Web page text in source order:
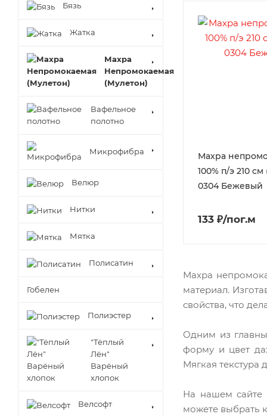
Махра
100% п/э 210 см
0304 Бежевый
133 ₽/пог.м
Махра
материал.
свойства, что
Одним из
форму и цвет
Мягкая текстура
На нашем сайте
можете выбрать
Бязь
Жатка
Махра
Непромокаемая
(Мулетон)
Вафельное
полотно
Микрофибра
Велюр
Нитки
Мятка
Полисатин
Гобелен
Полиэстер
"Тёплый
Лён"
Варёный
хлопок
Велсофт